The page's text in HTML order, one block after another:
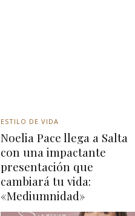
ESTILO DE VIDA
Noelia Pace llega a Salta
con una impactante
presentación que
cambiará tu vida:
«Mediumnidad»